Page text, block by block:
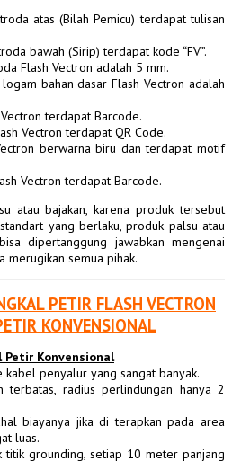
atas (Bilah Pemicu) terdapat tulisan
bawah (Sirip) terdapat kode “FV”.
Flash Vectron adalah 5 mm.
bahan dasar Flash Vectron adalah
terdapat Barcode.
Vectron terdapat QR Code.
berwarna biru dan terdapat motif
Vectron terdapat Barcode.
atau bajakan, karena produk tersebut
yang berlaku, produk palsu atau
dipertanggung jawabkan mengenai
merugikan semua pihak.
PETIR FLASH VECTRON
KONVENSIONAL
Petir Konvensional
kabel penyalur yang sangat banyak.
terbatas, radius perlindungan hanya 2
biayanya jika di terapkan pada area
luas.
titik grounding, setiap 10 meter panjang